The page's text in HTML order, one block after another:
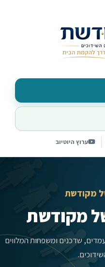
ערוץ היוטיוב
מקודשת
מקודשת
שדכנים ומשפחות המלווים